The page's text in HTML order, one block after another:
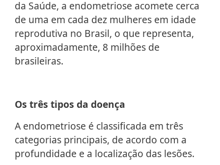
da Saúde, a endometriose acomete cerca
de uma em cada dez mulheres em idade
reprodutiva no Brasil, o que representa,
aproximadamente, 8 milhões de
brasileiras.
Os três tipos da doença
A endometriose é classificada em três
categorias principais, de acordo com a
profundidade e a localização das lesões.